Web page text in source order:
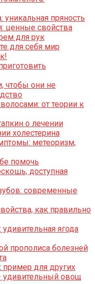
пряность
ценные свойства
для рук
для себя мир
чтобы они не
от теории к
о лечении
холестерина
метеоризм,
помочь
доступная
современные
как правильно
ягода
прополиса болезней
пример для других
удивительный овощ